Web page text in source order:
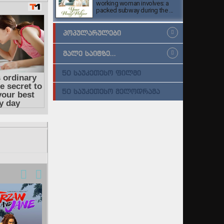
working woman involves: a
packed subway during the ...
ᲞᲝᲞᲣᲚᲐᲠᲣᲚᲔᲑᲘ
ᲛᲐᲚᲔ ᲡᲐᲘᲢᲖᲔ...
50 ᲡᲐᲣᲙᲔᲗᲔᲡᲝ ᲤᲘᲚᲛᲘ
50 ᲡᲐᲣᲙᲔᲗᲔᲡᲝ ᲛᲔᲚᲝᲓᲠᲐᲛᲐ